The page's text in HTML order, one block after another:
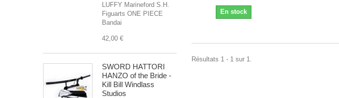
LUFFY Marineford S.H.
Figuarts ONE PIECE
Bandai
42,00 €
SWORD HATTORI
HANZO of the Bride -
Kill Bill Windlass
Studios
En stock
Résultats 1 - 1 sur 1.